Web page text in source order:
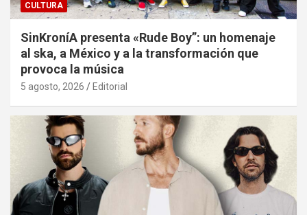
CULTURA
SinKroníA presenta «Rude Boy”: un homenaje
al ska, a México y a la transformación que
provoca la música
5 agosto, 2026 Editorial